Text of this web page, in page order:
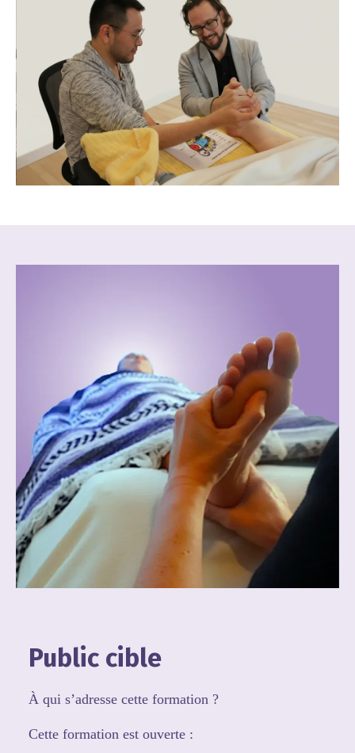
Public cible
À qui s’adresse cette formation ?
Cette formation est ouverte :